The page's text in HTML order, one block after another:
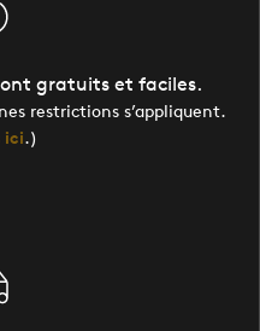
gratuits et faciles.
restrictions s’appliquent.
ici.)